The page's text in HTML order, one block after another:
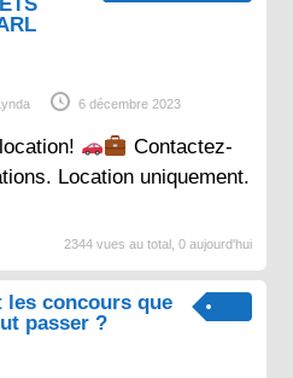
6 décembre 2023
Contactez-
Location uniquement.
2344 vues au total, 0 aujourd'hui
les concours que
passer ?